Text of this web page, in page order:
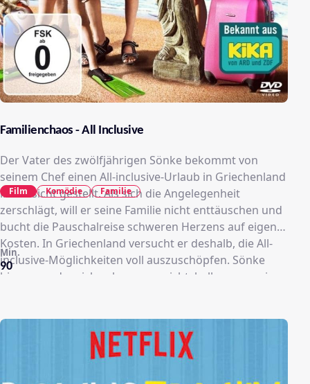
Familienchaos - All Inclusive
Der Vater des zwölfjährigen Sönke bekommt von
seinem Chef einen All-inclusive-Urlaub in Griechenland
in Aussicht gestellt. Als sich die Angelegenheit
zerschlägt, will er seine Familie nicht enttäuschen und
bucht die Pauschalreise schweren Herzens auf eigene
Kosten. In Griechenland versucht er deshalb, die All-
inclusive-Möglichkeiten voll auszuschöpfen. Sönke
hingegen, der sich zuhause vorsichtshalber von seiner
Geschlecht wirkt wie gedacht.
90
Min.
Film Komödie Familie